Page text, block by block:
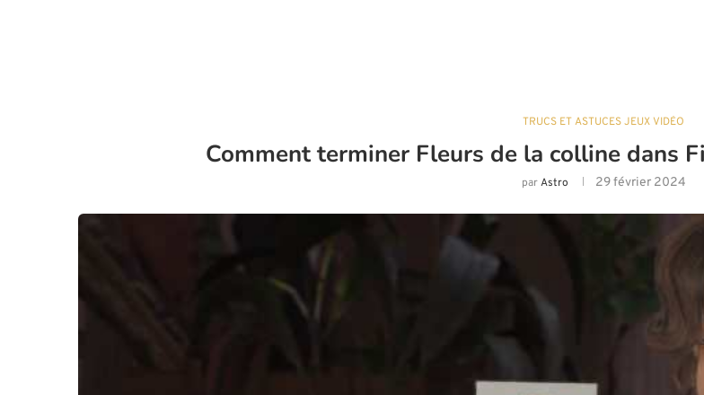
TRUCS ET ASTUCES JEUX VIDÉO
Comment terminer Fleurs de la colline dans
parAstro 29 février 2024